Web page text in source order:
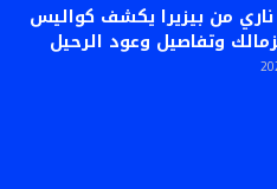
ناري من بيزيرا يكشف كواليس
وتفاصيل وعود الرحيل